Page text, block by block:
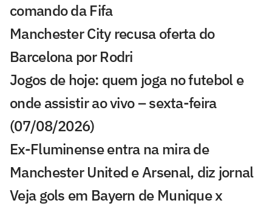
comando da Fifa
Manchester City recusa oferta do
Barcelona por Rodri
Jogos de hoje: quem joga no futebol e
onde assistir ao vivo – sexta-feira
(07/08/2026)
Ex-Fluminense entra na mira de
Manchester United e Arsenal, diz jornal
Veja gols em Bayern de Munique x